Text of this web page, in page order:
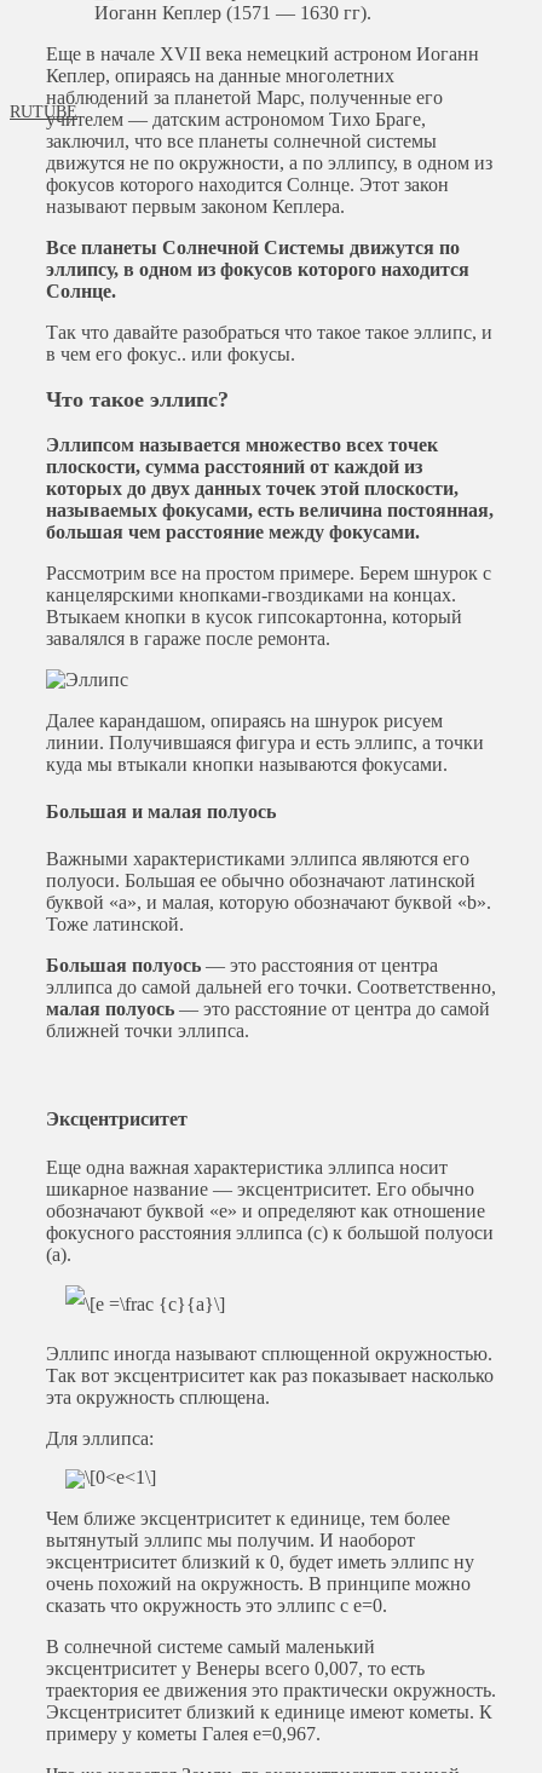
RUTUBE
Иоганн Кеплер (1571 — 1630 гг).
Еще в начале XVII века немецкий астроном Иоганн
Кеплер, опираясь на данные многолетних
наблюдений за планетой Марс, полученные его
учителем — датским астрономом Тихо Браге,
заключил, что все планеты солнечной системы
движутся не по окружности, а по эллипсу, в одном из
фокусов которого находится Солнце. Этот закон
называют первым законом Кеплера.
Все планеты Солнечной Системы движутся по
эллипсу, в одном из фокусов которого находится
Солнце.
Так что давайте разобраться что такое такое эллипс, и
в чем его фокус.. или фокусы.
Что такое эллипс?
Эллипсом называется множество всех точек
плоскости, сумма расстояний от каждой из
которых до двух данных точек этой плоскости,
называемых фокусами, есть величина постоянная,
большая чем расстояние между фокусами.
Рассмотрим все на простом примере. Берем шнурок с
канцелярскими кнопками-гвоздиками на концах.
Втыкаем кнопки в кусок гипсокартонна, который
завалялся в гараже после ремонта.
Далее карандашом, опираясь на шнурок рисуем
линии. Получившаяся фигура и есть эллипс, а точки
куда мы втыкали кнопки называются фокусами.
Большая и малая полуось
Важными характеристиками эллипса являются его
полуоси. Большая ее обычно обозначают латинской
буквой «a», и малая, которую обозначают буквой «b».
Тоже латинской.
Большая полуось — это расстояния от центра
эллипса до самой дальней его точки. Соответственно,
малая полуось — это расстояние от центра до самой
ближней точки эллипса.
Эксцентриситет
Еще одна важная характеристика эллипса носит
шикарное название — эксцентриситет. Его обычно
обозначают буквой «е» и определяют как отношение
фокусного расстояния эллипса (c) к большой полуоси
(a).
Эллипс иногда называют сплющенной окружностью.
Так вот эксцентриситет как раз показывает насколько
эта окружность сплющена.
Для эллипса:
Чем ближе эксцентриситет к единице, тем более
вытянутый эллипс мы получим. И наоборот
эксцентриситет близкий к 0, будет иметь эллипс ну
очень похожий на окружность. В принципе можно
сказать что окружность это эллипс с е=0.
В солнечной системе самый маленький
эксцентриситет у Венеры всего 0,007, то есть
траектория ее движения это практически окружность.
Эксцентриситет близкий к единице имеют кометы. К
примеру у кометы Галея е=0,967.